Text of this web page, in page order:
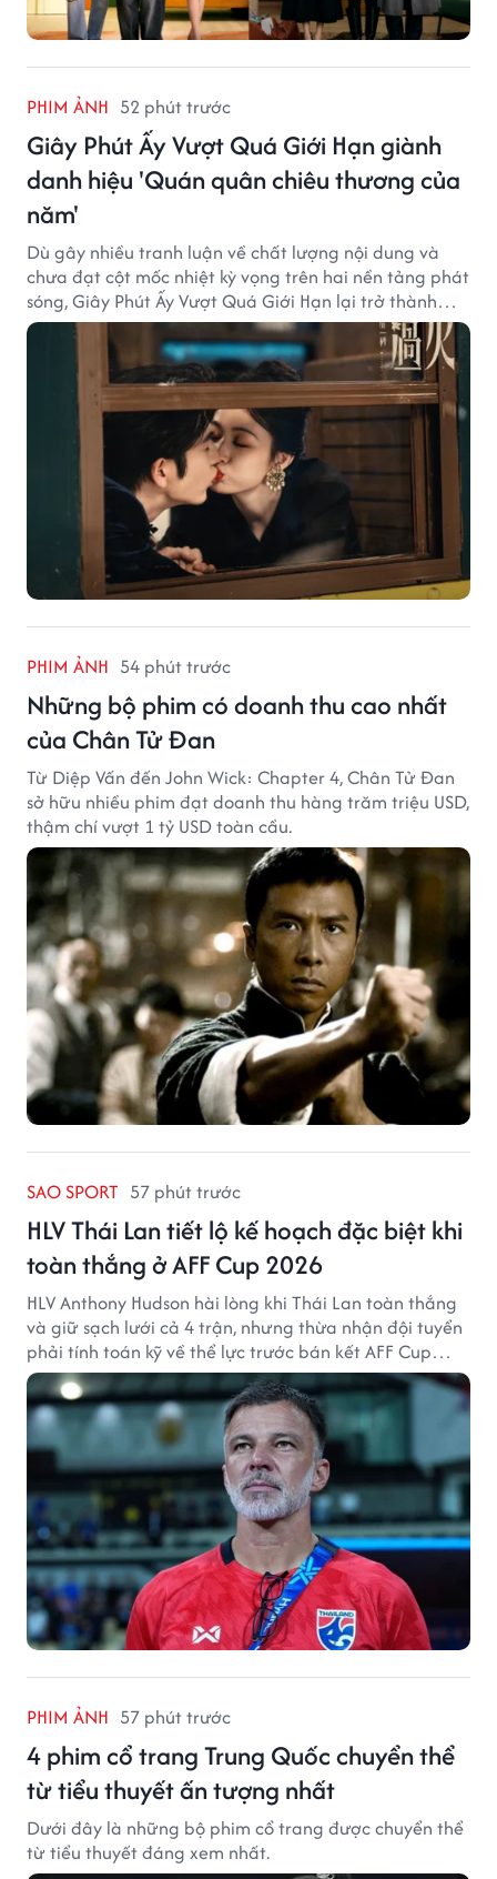
PHIM ẢNH 52 phút trước
Giây Phút Ấy Vượt Quá Giới Hạn giành
danh hiệu 'Quán quân chiêu thương của
năm'
Dù gây nhiều tranh luận về chất lượng nội dung và
chưa đạt cột mốc nhiệt kỳ vọng trên hai nền tảng phát
sóng, Giây Phút Ấy Vượt Quá Giới Hạn lại trở thành
hiện tượng ở khía cạnh thương mại.
PHIM ẢNH 54 phút trước
Những bộ phim có doanh thu cao nhất
của Chân Tử Đan
Từ Diệp Vấn đến John Wick: Chapter 4, Chân Tử Đan
sở hữu nhiều phim đạt doanh thu hàng trăm triệu USD,
thậm chí vượt 1 tỷ USD toàn cầu.
SAO SPORT 57 phút trước
HLV Thái Lan tiết lộ kế hoạch đặc biệt khi
toàn thắng ở AFF Cup 2026
HLV Anthony Hudson hài lòng khi Thái Lan toàn thắng
và giữ sạch lưới cả 4 trận, nhưng thừa nhận đội tuyển
phải tính toán kỹ về thể lực trước bán kết AFF Cup
2026.
PHIM ẢNH 57 phút trước
4 phim cổ trang Trung Quốc chuyển thể
từ tiểu thuyết ấn tượng nhất
Dưới đây là những bộ phim cổ trang được chuyển thể
từ tiểu thuyết đáng xem nhất.